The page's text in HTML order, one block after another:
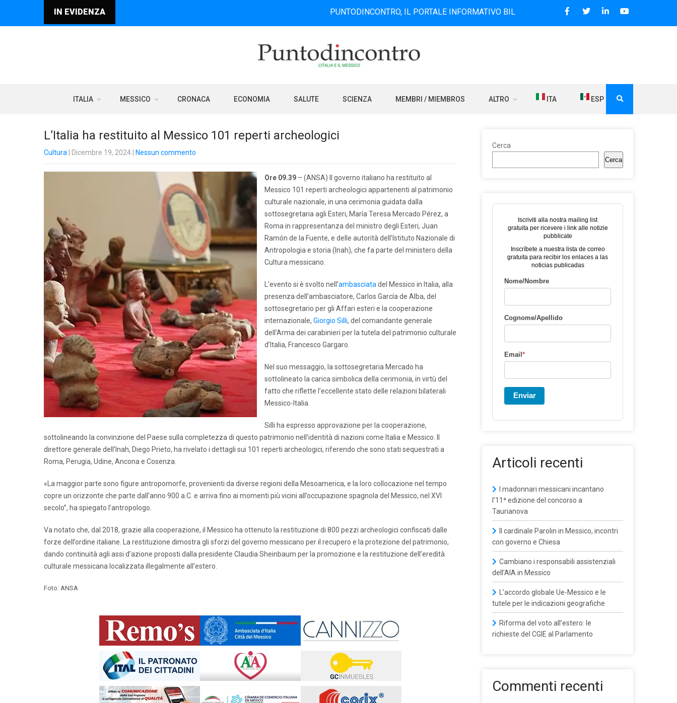
IN EVIDENZA PUNTODINCONTRO, IL PORTALE INFORMATIVO BILINGUE CHE DAL 2006 DIFFONDE NOTIZIE SUI
ITALIA MESSICO CRONACA ECONOMIA SALUTE SCIENZA MEMBRI / MIEMBROS ALTRO ITA ESP
L’Italia ha restituito al Messico 101 reperti archeologici
Cultura | Dicembre 19, 2024 Nessun commento
Ore 09.39 – (ANSA) Il governo italiano ha restituito al
Messico 101 reperti archeologici appartenenti al patrimonio
culturale nazionale, in una cerimonia guidata dalla
sottosegretaria agli Esteri, María Teresa Mercado Pérez, a
Roma in rappresentanza del ministro degli Esteri, Juan
Ramón de la Fuente, e delle autorità dell’Istituto Nazionale di
Antropologia e storia (Inah), che fa parte del ministero della
Cultura messicano.
L’evento si è svolto nell’ambasciata del Messico in Italia, alla
presenza dell’ambasciatore, Carlos García de Alba, del
sottosegretario per gli Affari esteri e la cooperazione
internazionale, Giorgio Silli, del comandante generale
dell’Arma dei carabinieri per la tutela del patrimonio culturale
d’Italia, Francesco Gargaro.
Nel suo messaggio, la sottosegretaria Mercado ha
sottolineato la carica simbolica della cerimonia, in virtù del
fatto che riflette l’eccellente stato delle relazioni bilaterali
Messico-Italia.
Silli ha espresso approvazione per la cooperazione,
sottolineando la convinzione del Paese sulla completezza di questo patrimonio nell’identità di nazioni come Italia e Messico. Il
direttore generale dell’Inah, Diego Prieto, ha rivelato i dettagli sui 101 reperti archeologici, riferendo che sono stati sequestrati a
Roma, Perugia, Udine, Ancona e Cosenza.
«La maggior parte sono figure antropomorfe, provenienti da diverse regioni della Mesoamerica, e la loro collocazione nel tempo
copre un orizzonte che parte dall’anno 900 a.C. e arriva fino ai momenti più vicini all’occupazione spagnola del Messico, nel XVI
secolo”, ha spiegato l’antropologo.
Va notato che, dal 2018, grazie alla cooperazione, il Messico ha ottenuto la restituzione di 800 pezzi archeologici confiscati dalle
forze dell’ordine italiane. La restituzione dimostra gli sforzi del governo messicano per il recupero e la protezione del patrimonio,
dando continuità agli assi d’azione proposti dalla presidente Claudia Sheinbaum per la promozione e la restituzione dell’eredità
culturale messicana localizzata illegalmente all’estero.
Foto: ANSA
Cerca
Cerca
Iscriviti alla nostra mailing list
gratuita per ricevere i link alle notizie
pubblicate
Inscríbete a nuestra lista de correo
gratuita para recibir los enlaces a las
noticias publicadas
Nome/Nombre
Cognome/Apellido
Email *
Enviar
Articoli recenti
I madonnari messicani incantano
l’11ª edizione del concorso a
Taurianova
Il cardinale Parolin in Messico, incontri
con governo e Chiesa
Cambiano i responsabili assistenziali
dell’AIA in Messico
L’accordo globale Ue-Messico e le
tutele per le indicazioni geografiche
Riforma del voto all’estero: le
richieste del CGIE al Parlamento
Commenti recenti